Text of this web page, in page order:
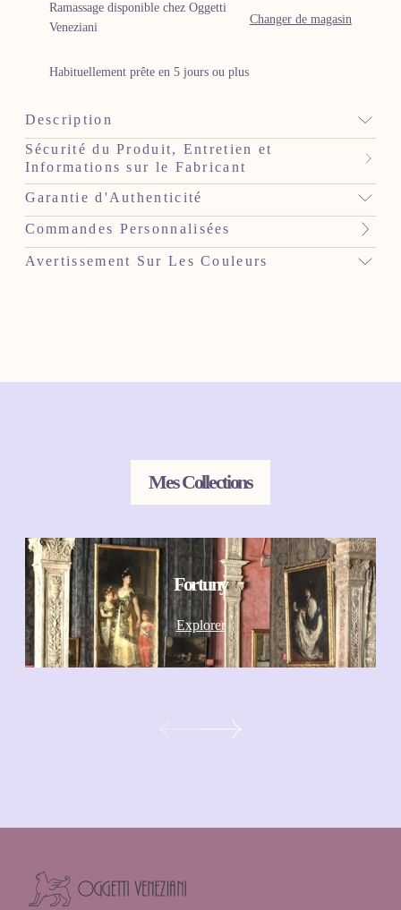
Ramassage disponible chez Oggetti
Veneziani
Habituellement prête en 5 jours ou plus
Changer de magasin
Description
Sécurité du Produit, Entretien et
Informations sur le Fabricant
Garantie d'Authenticité
Commandes Personnalisées
Avertissement Sur Les Couleurs
Mes Collections
Fortuny
Explorer